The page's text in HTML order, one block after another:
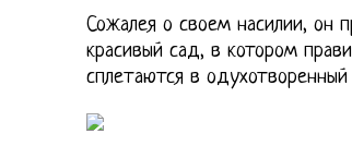
Сожалея о своем насилии, он
красивый сад, в котором
сплетаются в одухотворенный